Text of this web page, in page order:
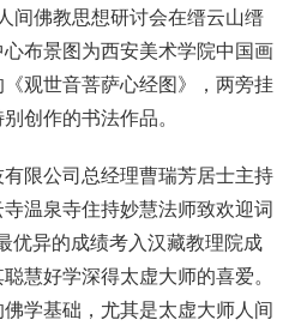
佛教思想研讨会在缙云山缙
布景图为西安美术学院中国画
观世音菩萨心经图》，两旁挂
创作的书法作品。
限公司总经理曹瑞芳居士主持
温泉寺住持妙慧法师致欢迎词
优异的成绩考入汉藏教理院成
慧好学深得太虚大师的喜爱。
学基础，尤其是太虚大师人间